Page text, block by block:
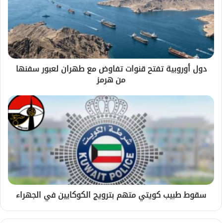
دول أوروبية تفتح قنوات تفاوض مع طهران لعبور سفنها
من هرمز
سقوط طبيب كويتي متهم بترويج الكوكايين في الجهراء